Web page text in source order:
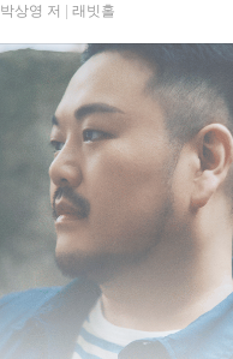
박상영 저 래빗홀